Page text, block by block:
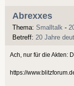
Abrexxes
Thema: Smalltalk -
Betreff: 20 Jahre
Ach, nur für die Akten:
https://